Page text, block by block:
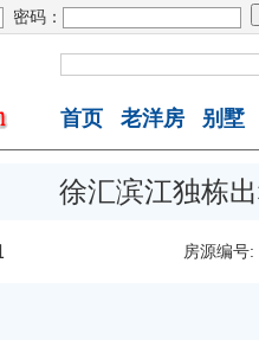
密码：
首页 老洋房 别墅
徐汇滨江独栋
房源编号: